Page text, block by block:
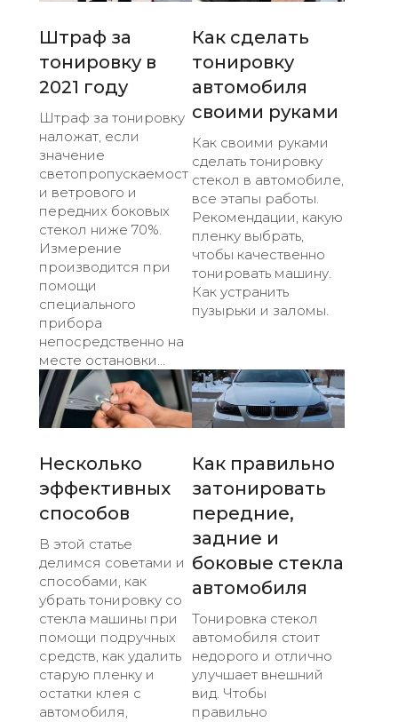
Штраф за
тонировку в
2021 году
Штраф за тонировку
наложат, если
значение
светопропускаемост
и ветрового и
передних боковых
стекол ниже 70%.
Измерение
производится при
помощи
специального
прибора
непосредственно на
месте остановки...
Как сделать
тонировку
автомобиля
своими руками
Как своими руками
сделать тонировку
стекол в автомобиле,
все этапы работы.
Рекомендации, какую
пленку выбрать,
чтобы качественно
тонировать машину.
Как устранить
пузырьки и заломы.
Несколько
эффективных
способов
В этой статье
делимся советами и
способами, как
убрать тонировку со
стекла машины при
помощи подручных
средств, как удалить
старую пленку и
остатки клея с
автомобиля,
Как правильно
затонировать
передние,
задние и
боковые стекла
автомобиля
Тонировка стекол
автомобиля стоит
недорого и отлично
улучшает внешний
вид. Чтобы
правильно